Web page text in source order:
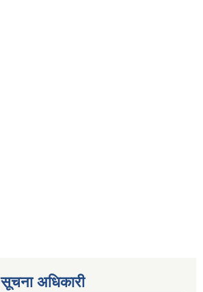
सूचना अधिकारी